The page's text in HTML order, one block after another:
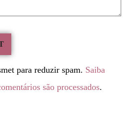
para reduzir spam. Saiba
são processados.